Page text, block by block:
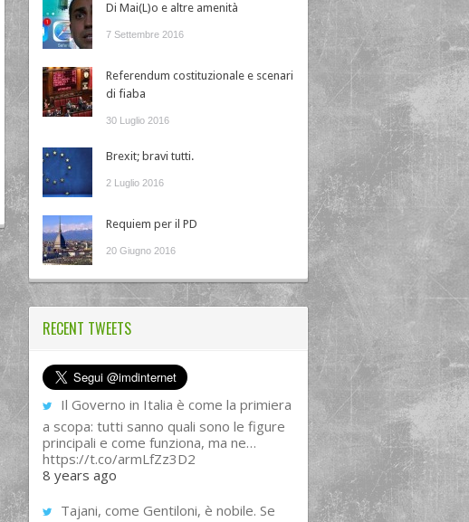
Di Mai(L)o e altre amenità
7 Settembre 2016
Referendum costituzionale e scenari
di fiaba
30 Luglio 2016
Brexit; bravi tutti.
2 Luglio 2016
Requiem per il PD
20 Giugno 2016
RECENT TWEETS
Il Governo in Italia è come la primiera
a scopa: tutti sanno quali sono le figure
principali e come funziona, ma ne…
https://t.co/armLfZz3D2
8 years ago
Tajani, come Gentiloni, è nobile. Se